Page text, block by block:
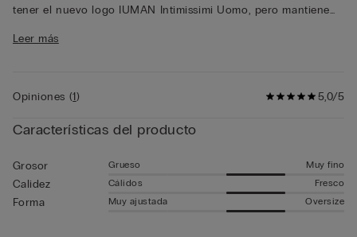
tener el nuevo logo IUMAN Intimissimi Uomo, pero mantiene
que se muestra en esta página.
Leer más
5,0/5
Opiniones (1)
Características del producto
Grosor Grueso Muy fino
Calidez Cálidos Fresco
Forma Muy ajustada Oversize